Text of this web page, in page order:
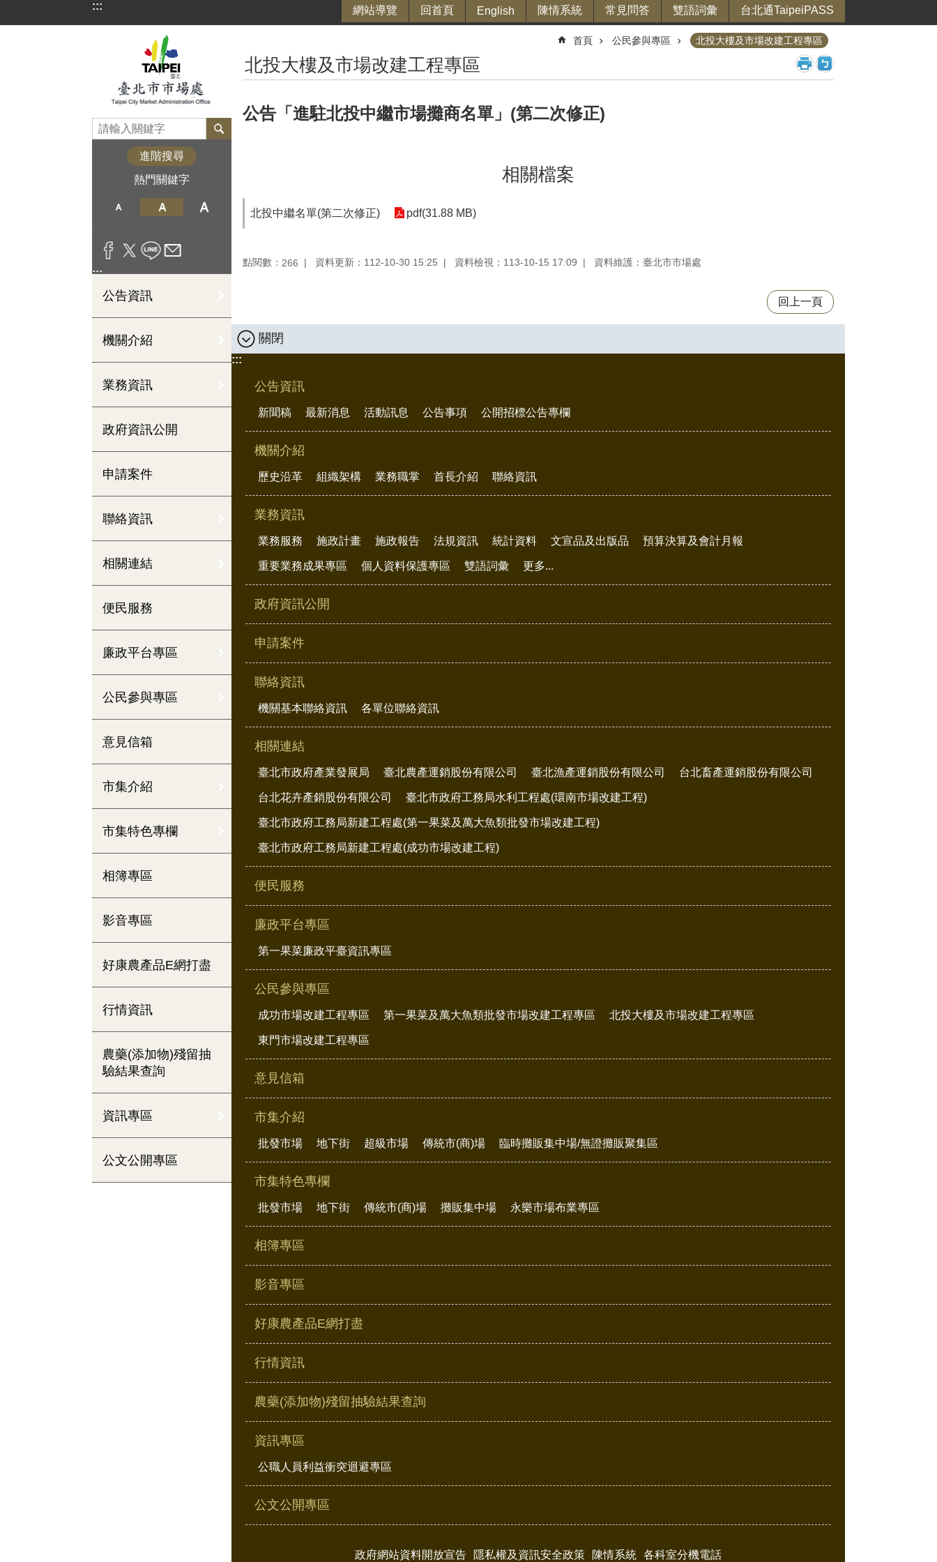
跳到主要內容區塊
::: 網站導覽 回首頁 English 陳情系統 常見問答 雙語詞彙 台北通TaipeiPASS
進階搜尋
熱門關鍵字
:::
公告資訊
機關介紹
業務資訊
政府資訊公開
申請案件
聯絡資訊
相關連結
便民服務
廉政平台專區
公民參與專區
意見信箱
市集介紹
市集特色專欄
相簿專區
影音專區
好康農產品E網打盡
行情資訊
農藥(添加物)殘留抽
驗結果查詢
資訊專區
公文公開專區
首頁 公民參與專區 北投大樓及市場改建工程專區
北投大樓及市場改建工程專區
公告「進駐北投中繼市場攤商名單」(第二次修正)
相關檔案
北投中繼名單(第二次修正) pdf(31.88 MB)
點閱數： 266 資料更新：112-10-30 15:25 資料檢視：113-10-15 17:09 資料維護：臺北市市場處
回上一頁
關閉
:::
公告資訊
新聞稿 最新消息 活動訊息 公告事項 公開招標公告專欄
機關介紹
歷史沿革 組織架構 業務職掌 首長介紹 聯絡資訊
業務資訊
業務服務 施政計畫 施政報告 法規資訊 統計資料 文宣品及出版品 預算決算及會計月報
重要業務成果專區 個人資料保護專區 雙語詞彙 更多...
政府資訊公開
申請案件
聯絡資訊
機關基本聯絡資訊 各單位聯絡資訊
相關連結
臺北市政府產業發展局 臺北農產運銷股份有限公司 臺北漁產運銷股份有限公司 台北畜產運銷股份有限公司
台北花卉產銷股份有限公司 臺北市政府工務局水利工程處(環南市場改建工程)
臺北市政府工務局新建工程處(第一果菜及萬大魚類批發市場改建工程)
臺北市政府工務局新建工程處(成功市場改建工程)
便民服務
廉政平台專區
第一果菜廉政平臺資訊專區
公民參與專區
成功市場改建工程專區 第一果菜及萬大魚類批發市場改建工程專區 北投大樓及市場改建工程專區
東門市場改建工程專區
意見信箱
市集介紹
批發市場 地下街 超級市場 傳統市(商)場 臨時攤販集中場/無證攤販聚集區
市集特色專欄
批發市場 地下街 傳統市(商)場 攤販集中場 永樂市場布業專區
相簿專區
影音專區
好康農產品E網打盡
行情資訊
農藥(添加物)殘留抽驗結果查詢
資訊專區
公職人員利益衝突迴避專區
公文公開專區
政府網站資料開放宣告 隱私權及資訊安全政策 陳情系統 各科室分機電話